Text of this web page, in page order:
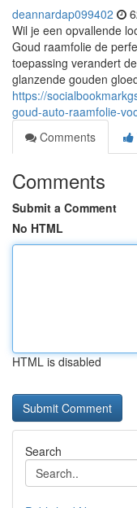
deannardap099402
Wil je een opvallende
Goud raamfolie de
toepassing verandert
glanzende gouden
https://
goud-auto-raamfolie-
Comments
Comments
Submit a Comment
No HTML
HTML is disabled
Search